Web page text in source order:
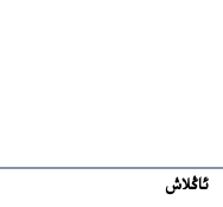
ئاڭلاش